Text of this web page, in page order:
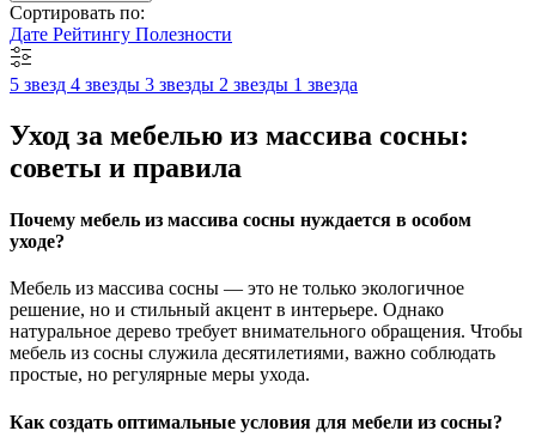
Сортировать по:
Дате Рейтингу Полезности
5 звезд 4 звезды 3 звезды 2 звезды 1 звезда
Уход за мебелью из массива сосны:
советы и правила
Почему мебель из массива сосны нуждается в особом
уходе?
Мебель из массива сосны — это не только экологичное
решение, но и стильный акцент в интерьере. Однако
натуральное дерево требует внимательного обращения. Чтобы
мебель из сосны служила десятилетиями, важно соблюдать
простые, но регулярные меры ухода.
Как создать оптимальные условия для мебели из сосны?